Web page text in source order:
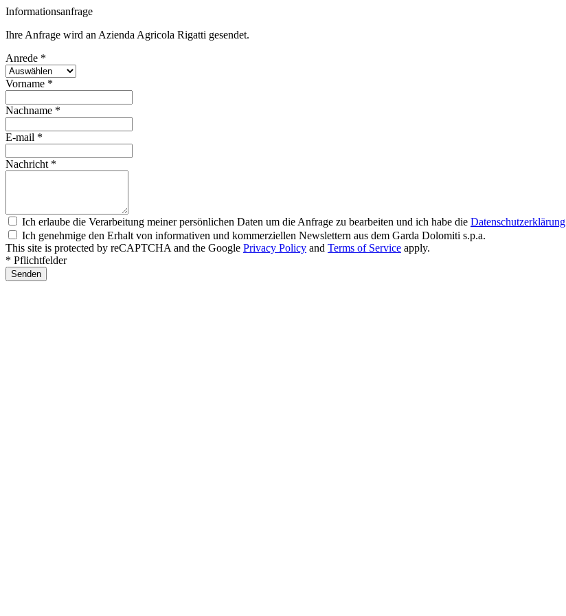
Informationsanfrage
Ihre Anfrage wird an Azienda Agricola Rigatti gesendet.
Anrede *
Vorname *
Nachname *
E-mail *
Nachricht *
Ich erlaube die Verarbeitung meiner persönlichen Daten um die Anfrage zu bearbeiten und ich habe die Datenschutzerklärung
Ich genehmige den Erhalt von informativen und kommerziellen Newslettern aus dem Garda Dolomiti s.p.a.
This site is protected by reCAPTCHA and the Google Privacy Policy and Terms of Service apply.
* Pflichtfelder
Senden